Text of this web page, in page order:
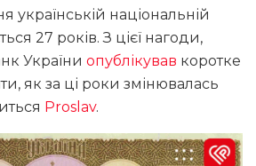
українській національній
27 років. З цієї нагоди,
України опублікував коротке
як за ці роки змінювалась
Proslav.